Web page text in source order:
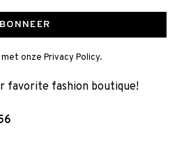
onze Privacy Policy.
favorite fashion boutique!